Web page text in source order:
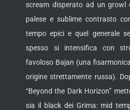
scream disperato ad un growl
palese e sublime contrasto
tempo epici e quel generale
spesso si intensifica con
favoloso Bajan (una
origine strettamente russa).
“Beyond the Dark Horizon”
sia il black dei Grima: mid